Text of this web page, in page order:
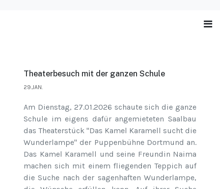
Theaterbesuch mit der ganzen Schule
29.JAN.
Am Dienstag, 27.01.2026 schaute sich die ganze
Schule im eigens dafür angemieteten Saalbau
das Theaterstück "Das Kamel Karamell sucht die
Wunderlampe" der Puppenbühne Dortmund an.
Das Kamel Karamell und seine Freundin Naima
machen sich mit einem fliegenden Teppich auf
die Suche nach der sagenhaften Wunderlampe,